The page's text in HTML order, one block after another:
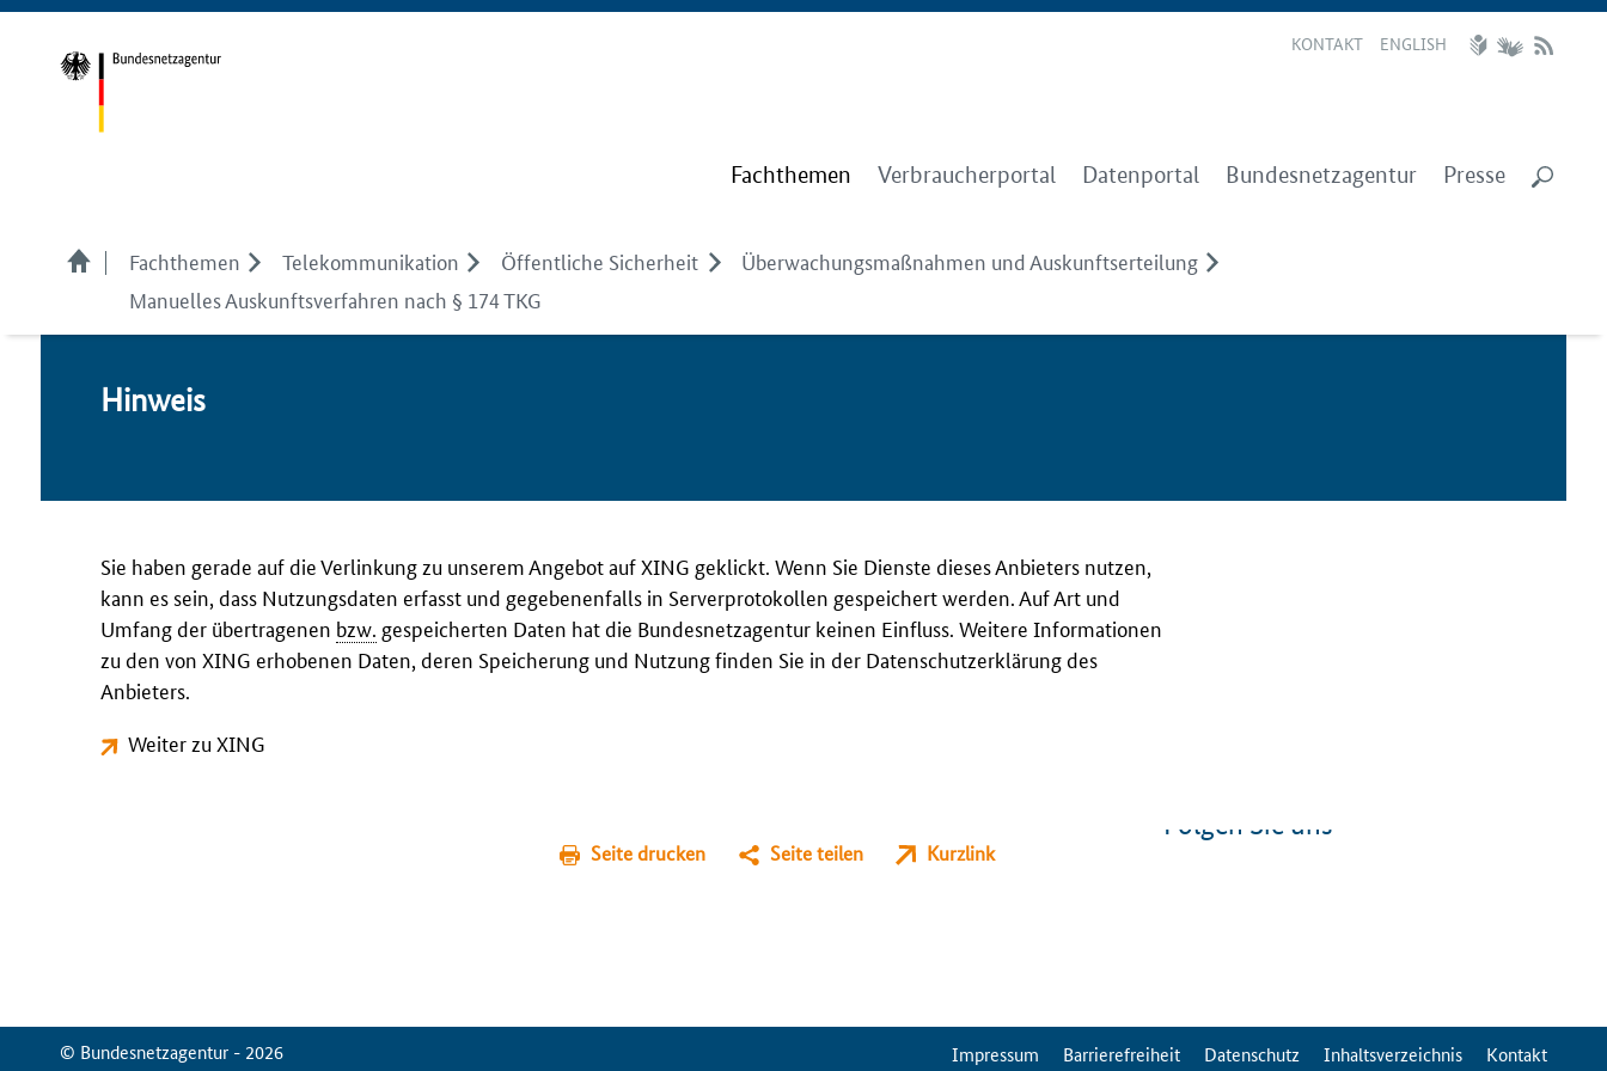
KONTAKT ENGLISH
Fachthemen Verbraucherportal Datenportal Bundesnetzagentur Presse
Fachthemen Telekom­munikation Öffentliche Sicherheit
Überwachungsmaßnahmen und Auskunftserteilung
Manuelles Auskunftsverfahren nach § 174 TKG
Hin­weis
Sie haben gerade auf die Verlinkung zu unserem Angebot auf XING geklickt. Wenn Sie Dienste dieses Anbieters nutzen,
kann es sein, dass Nutzungsdaten erfasst und gegebenenfalls in Serverprotokollen gespeichert werden. Auf Art und
Umfang der übertragenen bzw. gespeicherten Daten hat die Bundesnetzagentur keinen Einfluss. Weitere Informationen
zu den von XING erhobenen Daten, deren Speicherung und Nutzung finden Sie in der Datenschutzerklärung des
Anbieters.
Weiter zu XING
Seite drucken Seite teilen Kurzlink
Folgen Sie uns
© Bundesnetzagentur - 2026 ServiceMenuImpressum Barrierefreiheit Datenschutz Inhaltsverzeichnis Kontakt